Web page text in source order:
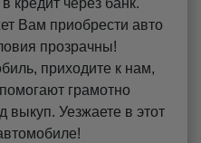
кредит через банк.
Вам приобрести авто
прозрачны!
приходите к нам,
грамотно
Уезжаете в этот